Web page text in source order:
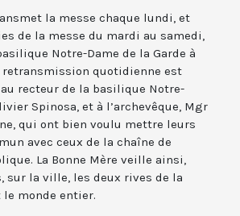
la messe chaque lundi, et
de la messe du mardi au samedi,
Notre-Dame de la Garde à
retransmission quotidienne est
recteur de la basilique Notre-
Spinosa, et à l’archevêque, Mgr
qui ont bien voulu mettre leurs
avec ceux de la chaîne de
La Bonne Mère veille ainsi,
sur la ville, les deux rives de la
monde entier.